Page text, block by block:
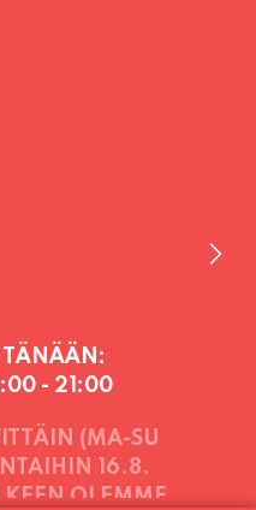
TÄNÄÄN:
- 21:00
(MA-SU
16.8.
OLEMME